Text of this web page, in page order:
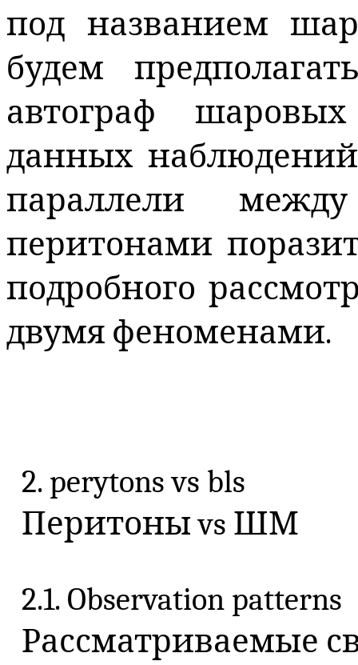
под названием
будем
автограф
данных
параллели
перитонами
подробного
двумя феноменами.
2. perytons vs bls
Перитоныvs ШМ
2.1. Observation patterns
Рассматриваемые